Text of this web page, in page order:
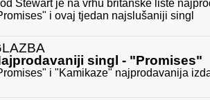
Stewart je na vrhu britanske liste
i ovaj tjedan najslušaniji singl
singl - "Promises"
i "Kamikaze" najprodavanija